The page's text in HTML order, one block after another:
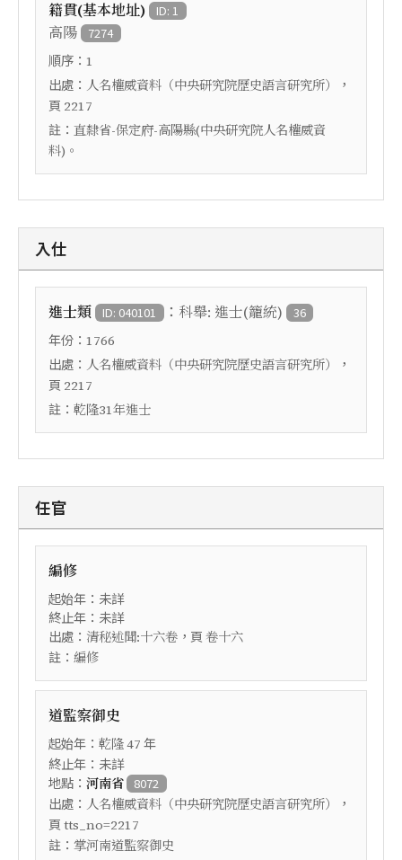
籍貫(基本地址) ID: 1
高陽 7274
順序： 1
出處： 人名權威資料（中央研究院歷史語言研究所）
，
頁 2217
註： 直隸省-保定府-高陽縣(中央研究院人名權威資
料)。
入仕
進士類 ID: 040101 ： 科舉: 進士(籠統) 36
年份： 1766
出處： 人名權威資料（中央研究院歷史語言研究所）
，
頁 2217
註： 乾隆31年進士
任官
編修
起始年：未詳
終止年：未詳
出處： 清秘述聞:十六卷 ，頁 卷十六
註： 編修
道監察御史
起始年： 乾隆47 年
終止年：未詳
地點： 河南省 8072
出處： 人名權威資料（中央研究院歷史語言研究所）
，
頁 tts_no=2217
註： 掌河南道監察御史